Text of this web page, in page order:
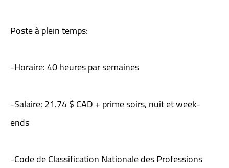
Poste à plein temps:
-Horaire: 40 heures par semaines
-Salaire: 21.74 $ CAD + prime soirs, nuit et week-
ends
-Code de Classification Nationale des Professions